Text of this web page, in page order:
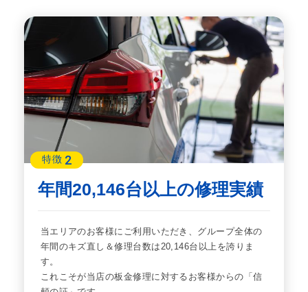
特徴 2
年間20,146台以上の修理実績
当エリアのお客様にご利用いただき、グループ全体の
年間のキズ直し＆修理台数は20,146台以上を誇りま
す。
これこそが当店の板金修理に対するお客様からの「信